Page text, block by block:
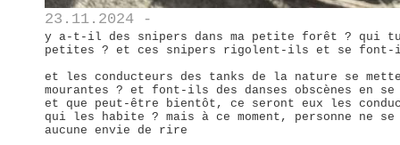
23.11.2024 -
y a-t-il des snipers dans ma petite forêt ? qui
petites ? et ces snipers rigolent-ils et se font-
et les conducteurs des tanks de la nature se
mourantes ? et font-ils des danses obscènes en
et que peut-être bientôt, ce seront eux les
qui les habite ? mais à ce moment, personne
aucune envie de rire